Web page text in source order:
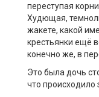
переступая
Худющая,
жакете, какой
крестьянки ещё
конечно же, в
Это была дочь
что происходило